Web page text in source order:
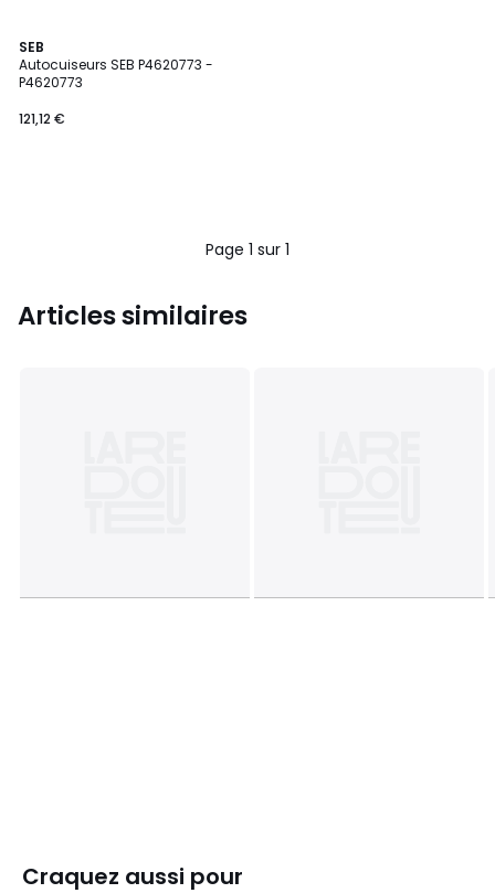
SEB
Autocuiseurs SEB P4620773 -
P4620773
121,12 €
Page 1 sur 1
Articles similaires
Craquez aussi pour